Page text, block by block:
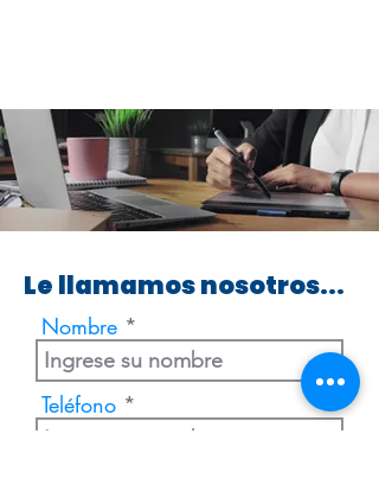
Le llamamos nosotros...
Nombre
Teléfono